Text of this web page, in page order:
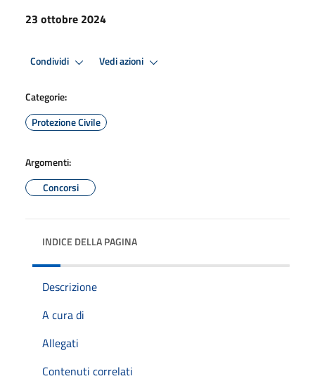
23 ottobre 2024
Condividi Vedi azioni
Categorie:
Protezione Civile
Argomenti:
Concorsi
INDICE DELLA PAGINA
Descrizione
A cura di
Allegati
Contenuti correlati